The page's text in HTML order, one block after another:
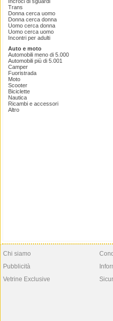
Trans
Donna cerca uomo
Donna cerca donna
Uomo cerca donna
Uomo cerca uomo
Incontri per adulti
Auto e moto
Automobili meno di 5.000
Automobili più di 5.001
Camper
Fuoristrada
Moto
Scooter
Biciclette
Nautica
Ricambi e accessori
Altro
Chi siamo
Pubblicità
Vetrine Exclusive